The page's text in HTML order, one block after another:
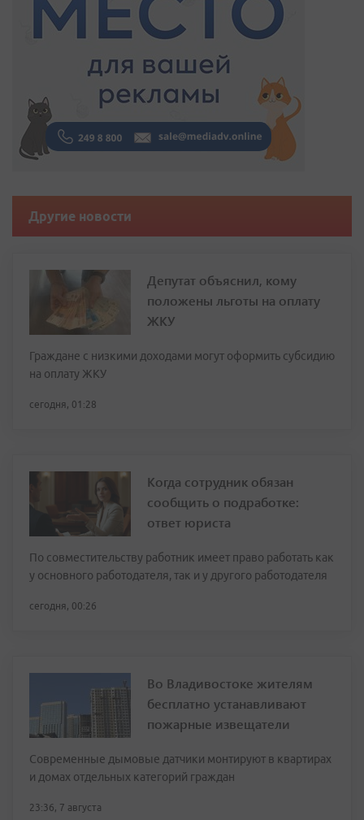
Другие новости
Депутат объяснил, кому
положены льготы на оплату
ЖКУ
Граждане с низкими доходами могут оформить субсидию
на оплату ЖКУ
сегодня, 01:28
Когда сотрудник обязан
сообщить о подработке:
ответ юриста
По совместительству работник имеет право работать как
у основного работодателя, так и у другого работодателя
сегодня, 00:26
Во Владивостоке жителям
бесплатно устанавливают
пожарные извещатели
Современные дымовые датчики монтируют в квартирах
и домах отдельных категорий граждан
23:36, 7 августа